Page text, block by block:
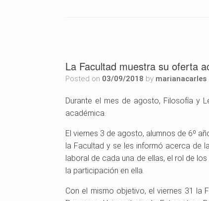
La Facultad muestra su oferta
Posted on 03/09/2018 by marianacarles
Durante el mes de agosto, Filosofía y
académica.
El viernes 3 de agosto, alumnos de 6º
la Facultad y se les informó acerca de
laboral de cada una de ellas, el rol de
la participación en ella.
Con el mismo objetivo, el viernes 31 la